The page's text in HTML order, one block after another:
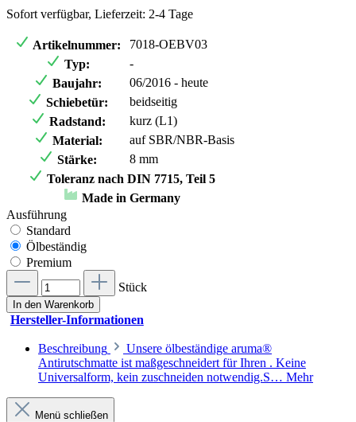
Sofort verfügbar, Lieferzeit: 2-4 Tage
Artikelnummer:
7018-OEBV03
Typ:
-
Baujahr:
06/2016 - heute
Schiebetür:
beidseitig
Radstand:
kurz (L1)
Material:
auf SBR/NBR-Basis
Stärke:
8 mm
Toleranz nach DIN 7715, Teil 5
Made in Germany
Ausführung
Standard
Ölbeständig
Premium
Stück
In den Warenkorb
Hersteller-Informationen
Beschreibung
Unsere ölbeständige aruma®
Antirutschmatte ist maßgeschneidert für Ihren . Keine
Universalform, kein zuschneiden notwendig.S… Mehr
Menü schließen